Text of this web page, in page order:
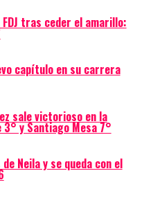
tras ceder el amarillo:
capítulo en su carrera
sale victorioso en la
y Santiago Mesa 7°
Neila y se queda con el